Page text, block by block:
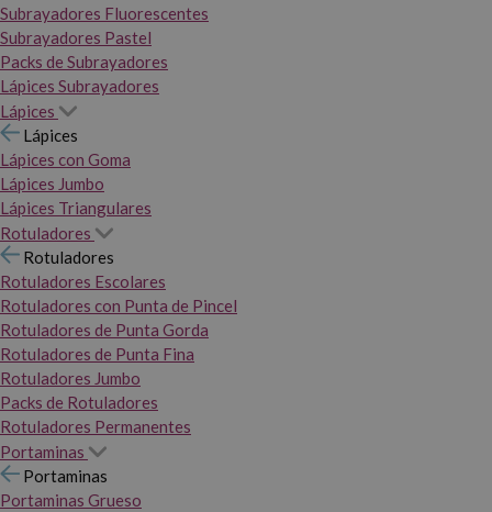
Subrayadores Fluorescentes
Subrayadores Pastel
Packs de Subrayadores
Lápices Subrayadores
Lápices
Lápices
Lápices con Goma
Lápices Jumbo
Lápices Triangulares
Rotuladores
Rotuladores
Rotuladores Escolares
Rotuladores con Punta de Pincel
Rotuladores de Punta Gorda
Rotuladores de Punta Fina
Rotuladores Jumbo
Packs de Rotuladores
Rotuladores Permanentes
Portaminas
Portaminas
Portaminas Grueso